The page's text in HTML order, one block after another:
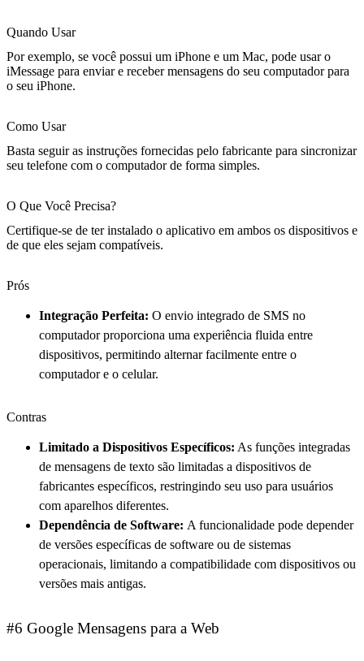
Quando Usar
Por exemplo, se você possui um iPhone e um Mac, pode usar o
iMessage para enviar e receber mensagens do seu computador para
o seu iPhone.
Como Usar
Basta seguir as instruções fornecidas pelo fabricante para sincronizar
seu telefone com o computador de forma simples.
O Que Você Precisa?
Certifique-se de ter instalado o aplicativo em ambos os dispositivos e
de que eles sejam compatíveis.
Prós
Integração Perfeita: O envio integrado de SMS no
computador proporciona uma experiência fluida entre
dispositivos, permitindo alternar facilmente entre o
computador e o celular.
Contras
Limitado a Dispositivos Específicos: As funções integradas
de mensagens de texto são limitadas a dispositivos de
fabricantes específicos, restringindo seu uso para usuários
com aparelhos diferentes.
Dependência de Software: A funcionalidade pode depender
de versões específicas de software ou de sistemas
operacionais, limitando a compatibilidade com dispositivos ou
versões mais antigas.
#6 Google Mensagens para a Web